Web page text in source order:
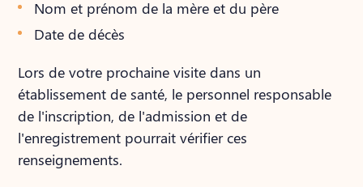
Nom et prénom de la mère et du père
Date de décès
Lors de votre prochaine visite dans un
établissement de santé, le personnel responsable
de l'inscription, de l'admission et de
l'enregistrement pourrait vérifier ces
renseignements.